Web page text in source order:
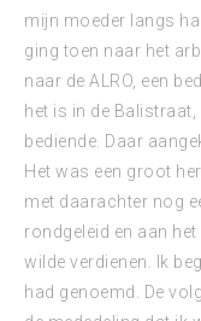
mijn moeder langs
ging toen naar het
naar de ALRO, een
het is in de
bediende. Daar
Het was een groot
met daarachter nog
rondgeleid en aan
wilde verdienen. Ik
had genoemd. De